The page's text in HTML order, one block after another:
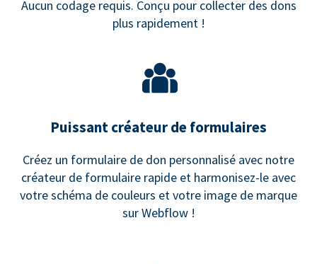
Aucun codage requis. Conçu pour collecter des dons
plus rapidement !
Puissant créateur de formulaires
Créez un formulaire de don personnalisé avec notre
créateur de formulaire rapide et harmonisez-le avec
votre schéma de couleurs et votre image de marque
sur Webflow !